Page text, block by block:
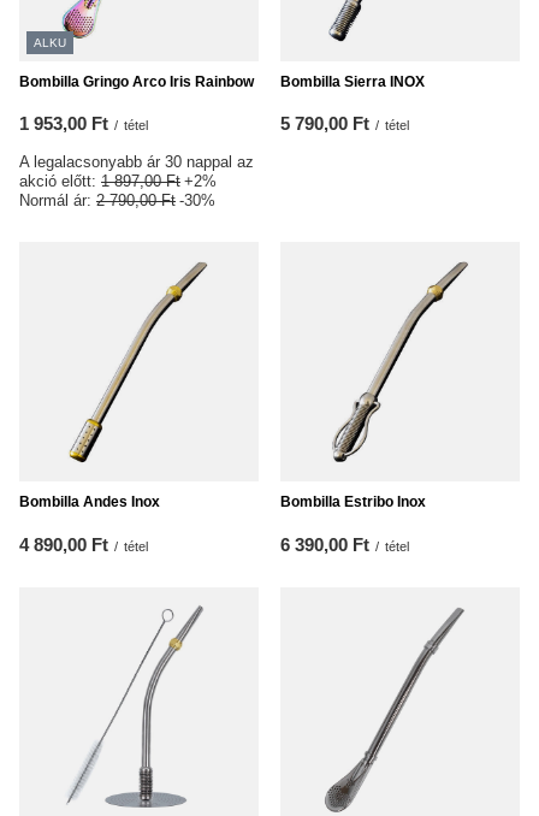
ALKU
Bombilla Gringo Arco Iris Rainbow
1 953,00 Ft / tétel
A legalacsonyabb ár 30 nappal az
akció előtt: 1 897,00 Ft +2%
Normál ár: 2 790,00 Ft -30%
Bombilla Sierra INOX
5 790,00 Ft / tétel
Bombilla Andes Inox
4 890,00 Ft / tétel
Bombilla Estribo Inox
6 390,00 Ft / tétel